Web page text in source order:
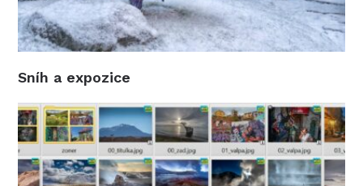
Sníh a expozice